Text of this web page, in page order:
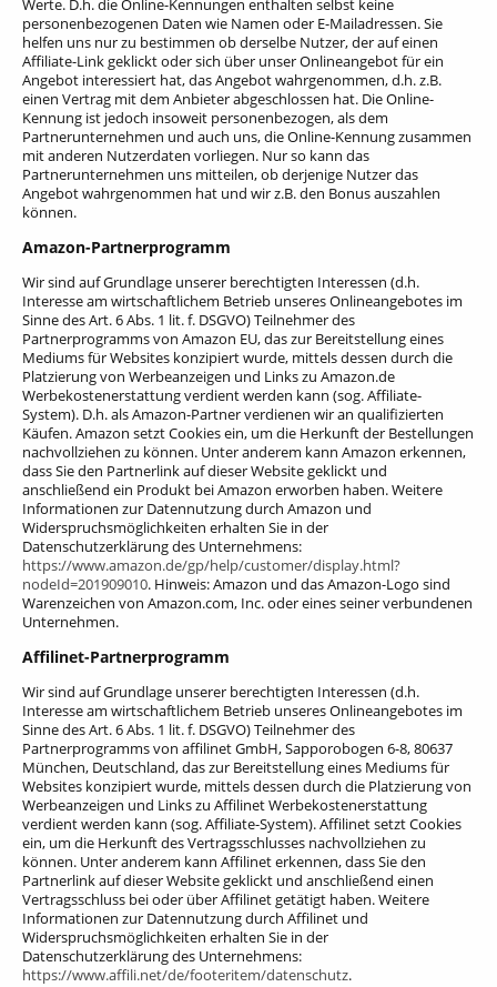
Werte. D.h. die Online-Kennungen enthalten selbst keine
personenbezogenen Daten wie Namen oder E-Mailadressen. Sie
helfen uns nur zu bestimmen ob derselbe Nutzer, der auf einen
Affiliate-Link geklickt oder sich über unser Onlineangebot für ein
Angebot interessiert hat, das Angebot wahrgenommen, d.h. z.B.
einen Vertrag mit dem Anbieter abgeschlossen hat. Die Online-
Kennung ist jedoch insoweit personenbezogen, als dem
Partnerunternehmen und auch uns, die Online-Kennung zusammen
mit anderen Nutzerdaten vorliegen. Nur so kann das
Partnerunternehmen uns mitteilen, ob derjenige Nutzer das
Angebot wahrgenommen hat und wir z.B. den Bonus auszahlen
können.
Amazon-Partnerprogramm
Wir sind auf Grundlage unserer berechtigten Interessen (d.h.
Interesse am wirtschaftlichem Betrieb unseres Onlineangebotes im
Sinne des Art. 6 Abs. 1 lit. f. DSGVO) Teilnehmer des
Partnerprogramms von Amazon EU, das zur Bereitstellung eines
Mediums für Websites konzipiert wurde, mittels dessen durch die
Platzierung von Werbeanzeigen und Links zu Amazon.de
Werbekostenerstattung verdient werden kann (sog. Affiliate-
System). D.h. als Amazon-Partner verdienen wir an qualifizierten
Käufen.Amazon setzt Cookies ein, um die Herkunft der Bestellungen
nachvollziehen zu können. Unter anderem kann Amazon erkennen,
dass Sie den Partnerlink auf dieser Website geklickt und
anschließend ein Produkt bei Amazon erworben haben. Weitere
Informationen zur Datennutzung durch Amazon und
Widerspruchsmöglichkeiten erhalten Sie in der
Datenschutzerklärung des Unternehmens:
https://www.amazon.de/gp/help/customer/display.html?
nodeId=201909010. Hinweis: Amazon und das Amazon-Logo sind
Warenzeichen von Amazon.com, Inc. oder eines seiner verbundenen
Unternehmen.
Affilinet-Partnerprogramm
Wir sind auf Grundlage unserer berechtigten Interessen (d.h.
Interesse am wirtschaftlichem Betrieb unseres Onlineangebotes im
Sinne des Art. 6 Abs. 1 lit. f. DSGVO) Teilnehmer des
Partnerprogramms von affilinet GmbH, Sapporobogen 6-8, 80637
München, Deutschland, das zur Bereitstellung eines Mediums für
Websites konzipiert wurde, mittels dessen durch die Platzierung von
Werbeanzeigen und Links zu Affilinet Werbekostenerstattung
verdient werden kann (sog. Affiliate-System). Affilinet setzt Cookies
ein, um die Herkunft des Vertragsschlusses nachvollziehen zu
können. Unter anderem kann Affilinet erkennen, dass Sie den
Partnerlink auf dieser Website geklickt und anschließend einen
Vertragsschluss bei oder über Affilinet getätigt haben.Weitere
Informationen zur Datennutzung durch Affilinet und
Widerspruchsmöglichkeiten erhalten Sie in der
Datenschutzerklärung des Unternehmens:
https://www.affili.net/de/footeritem/datenschutz.